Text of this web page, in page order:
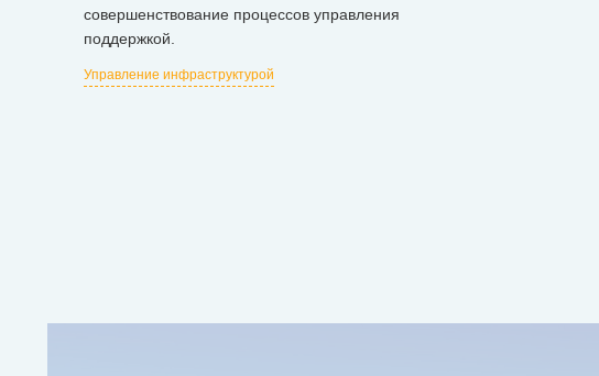
совершенствование процессов управления
поддержкой.
Управление инфраструктурой